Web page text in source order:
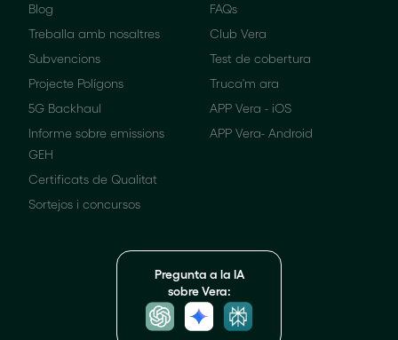
Blog
Treballa amb nosaltres
Subvencions
Projecte Polígons
5G Backhaul
Informe sobre emissions
GEH
Certificats de Qualitat
Sortejos i concursos
FAQs
Club Vera
Test de cobertura
Truca'm ara
APP Vera - iOS
APP Vera- Android
Pregunta a la IA
sobre Vera: